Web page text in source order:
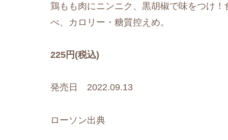
鶏もも肉にニンニク、黒胡椒で味をつけ
べ、カロリー・糖質控えめ。
225円(税込)
発売日 2022.09.13
ローソン出典